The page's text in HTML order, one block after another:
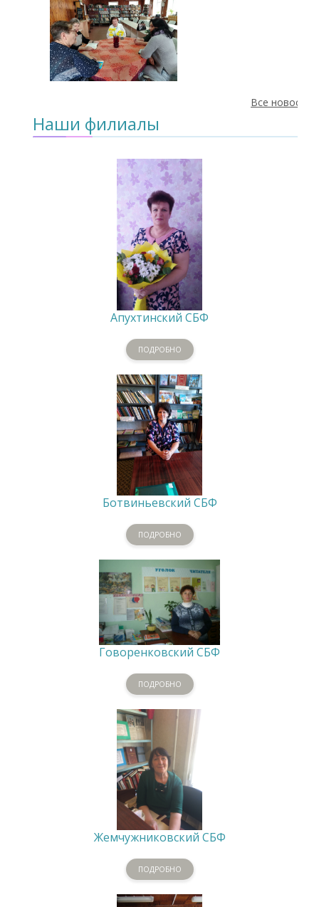
Все новости
Наши филиалы
Апухтинский СБФ
ПОДРОБНО
Ботвиньевский СБФ
ПОДРОБНО
Говоренковский СБФ
ПОДРОБНО
Жемчужниковский СБФ
ПОДРОБНО